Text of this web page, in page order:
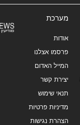
מערכת
אודות
פרסמו אצלנו
המייל האדום
יצירת קשר
תנאי שימוש
מדיניות פרטיות
הצהרת נגישות